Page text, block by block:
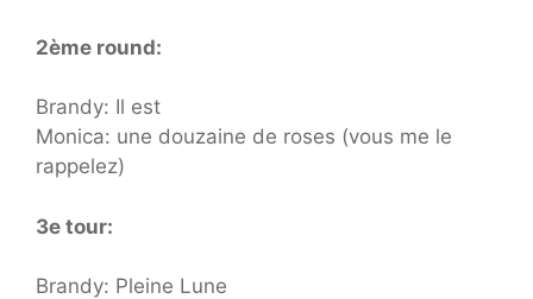
2ème round:
Brandy: Il est
Monica: une douzaine de roses (vous me le
rappelez)
3e tour:
Brandy: Pleine Lune